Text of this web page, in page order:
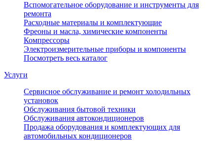
Вспомогательное оборудование и инструменты для
ремонта
Расходные материалы и комплектующие
Фреоны и масла, химические компоненты
Компрессоры
Электроизмерительные приборы и компоненты
Посмотреть весь каталог
Услуги
Сервисное обслуживание и ремонт холодильных
установок
Обслуживания бытовой техники
Обслуживания автокондиционеров
Продажа оборудования и комплектующих для
автомобильных кондиционеров